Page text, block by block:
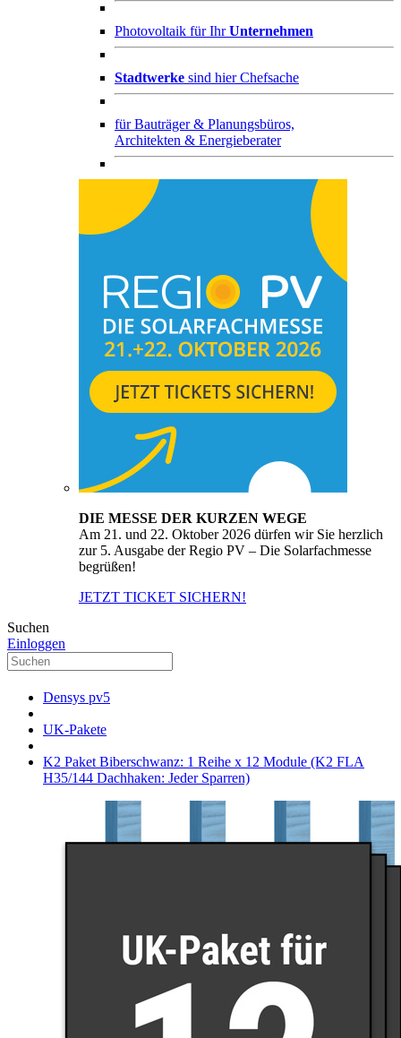
Photovoltaik für IhrUnternehmen
Stadtwerke sind hier Chefsache
fürBauträger & Planungsbüros,
Architekten & Energieberater
DIE MESSE DER KURZEN WEGE
Am 21. und 22. Oktober 2026 dürfen wir Sie herzlich
zur 5. Ausgabe der Regio PV – Die Solarfachmesse
begrüßen!
JETZT TICKET SICHERN!
Suchen
Einloggen
Densys pv5
UK-Pakete
K2 Paket Biberschwanz: 1 Reihe x 12 Module (K2 FLA
H35/144 Dachhaken: Jeder Sparren)